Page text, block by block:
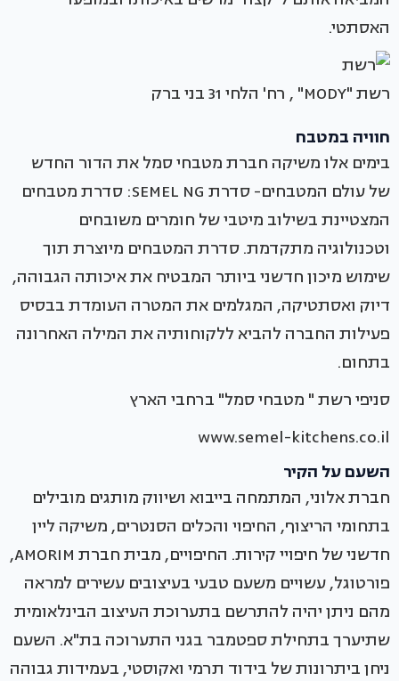
האסתטי.
רשת "MODY" , רח' הלחי 31 בני ברק
חוויה במטבח
בימים אלו משיקה חברת מטבחי סמל את הדור החדש
של עולם המטבחים- סדרת SEMEL NG: סדרת מטבחים
המצטיינת בשילוב מיטבי של חומרים משובחים
וטכנולוגיה מתקדמת. סדרת המטבחים מיוצרת תוך
שימוש מיכון חדשני ביותר המבטיח את איכותה הגבוהה,
דיוק ואסתטיקה, המגלמים את המטרה העומדת בבסיס
פעילות החברה להביא ללקוחותיה את המילה האחרונה
בתחום.
סניפי רשת " מטבחי סמל" ברחבי הארץ
www.semel-kitchens.co.il
השעם על הקיר
חברת אלוני, המתמחה בייבוא ושיווק מותגים מובילים
בתחומי הריצוף, החיפוי והכלים הסנטרים, משיקה ליין
חדשני של חיפויי קירות. החיפויים, מבית חברת AMORIM,
פורטוגל, עשויים משעם טבעי בעיצובים עשירים למראה
מהם ניתן יהיה להתרשם בתערוכת העיצוב הבינלאומית
שתיערך בתחילת ספטמבר בגני התערוכה בת"א. השעם
ניחן ביתרונות של בידוד תרמי ואקוסטי, בעמידות גבוהה